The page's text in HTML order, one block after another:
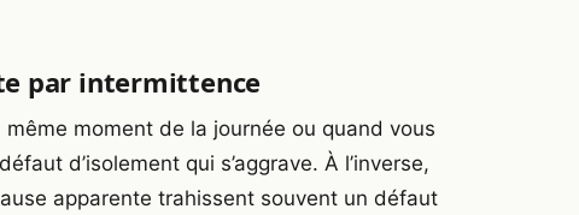
par intermittence
moment de la journée ou quand vous
d’isolement qui s’aggrave. À l’inverse,
apparente trahissent souvent un défaut